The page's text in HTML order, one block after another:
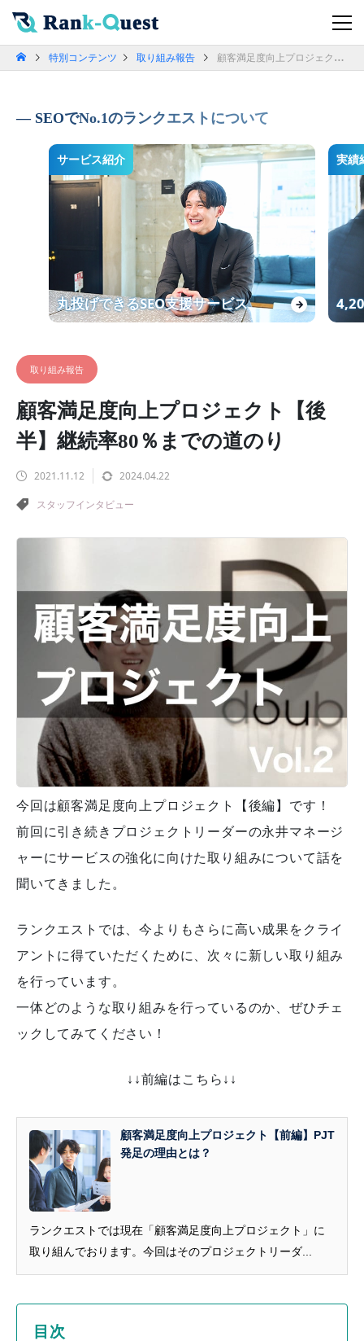
特別コンテンツ 取り組み報告 顧客満足度向上プロジェクト【後半】継続率80％までの道のり
SEOでNo.1のランクエストについて
サービス紹介
丸投げできるSEO支援サービス →
実績
取り組み報告
顧客満足度向上プロジェクト【後
半】継続率80％までの道のり
2021.11.12 2024.04.22
スタッフインタビュー
今回は顧客満足度向上プロジェクト【後編】です！
前回に引き続きプロジェクトリーダーの永井マネージ
ャーにサービスの強化に向けた取り組みについて話を
聞いてきました。
ランクエストでは、今よりもさらに高い成果をクライ
アントに得ていただくために、次々に新しい取り組み
を行っています。
一体どのような取り組みを行っているのか、ぜひチェ
ックしてみてください！
↓↓前編はこちら↓↓
顧客満足度向上プロジェクト【前編】PJT
発足の理由とは？
ランクエストでは現在「顧客満足度向上プロジェクト」に
取り組んでおります。今回はそのプロジェクトリーダ...
目次